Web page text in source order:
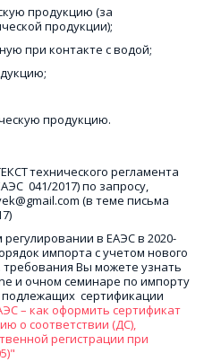
продукцию (за
продукции);
при контакте с водой;
продукцию.
технического регламента
041/2017) по запросу,
(в теме письма
в ЕАЭС в 2020-
импорта с учетом нового
требования Вы можете узнать
и очном семинаре по импорту
– как оформить сертификат
о соответствии (ДС),
регистрации при